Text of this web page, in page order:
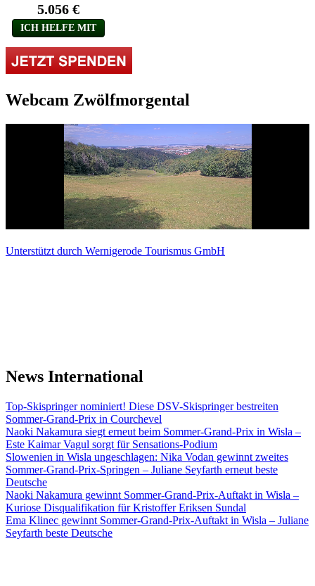
Webcam Zwölfmorgental
Unterstützt durch Wernigerode Tourismus GmbH
News International
Top-Skispringer nominiert! Diese DSV-Skispringer bestreiten
Sommer-Grand-Prix in Courchevel
Naoki Nakamura siegt erneut beim Sommer-Grand-Prix in Wisla –
Este Kaimar Vagul sorgt für Sensations-Podium
Slowenien in Wisla ungeschlagen: Nika Vodan gewinnt zweites
Sommer-Grand-Prix-Springen – Juliane Seyfarth erneut beste
Deutsche
Naoki Nakamura gewinnt Sommer-Grand-Prix-Auftakt in Wisla –
Kuriose Disqualifikation für Kristoffer Eriksen Sundal
Ema Klinec gewinnt Sommer-Grand-Prix-Auftakt in Wisla – Juliane
Seyfarth beste Deutsche